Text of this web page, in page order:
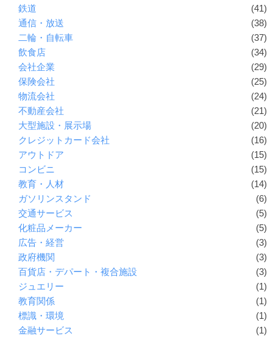
鉄道
(41)
通信・放送
(38)
二輪・自転車
(37)
飲食店
(34)
会社企業
(29)
保険会社
(25)
物流会社
(24)
不動産会社
(21)
大型施設・展示場
(20)
クレジットカード会社
(16)
アウトドア
(15)
コンビニ
(15)
教育・人材
(14)
ガソリンスタンド
(6)
交通サービス
(5)
化粧品メーカー
(5)
広告・経営
(3)
政府機関
(3)
百貨店・デパート・複合施設
(3)
ジュエリー
(1)
教育関係
(1)
標識・環境
(1)
金融サービス
(1)